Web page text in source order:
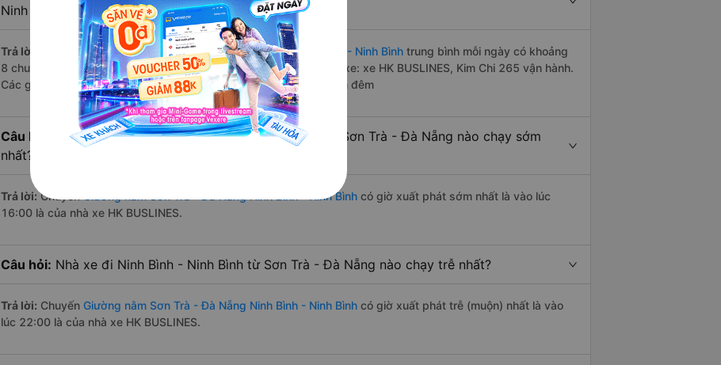
Ninh Bình?
Trả lời: Tuyến đườngxe Giường nằm Sơn Trà - Đà Nẵng Ninh Bình - Ninh Bình trung bình mỗi ngày có khoảng
8 chuyến trên
Vexere.combắt đầu từ 16:00 đến 22:00 bởi 2 nhà xe: xe HK BUSLINES, Kim Chi 265 vận hành.
Các giờ xe chạy có đầy đủ cả ban ngày, buổi trưa, buổi chiều, ban đêm
Câu hỏi:
Nhà xe Giường nằm đi Ninh Bình - Ninh Bình từ Sơn Trà - Đà Nẵng nào chạy sớm
nhất?
Trả lời:Chuyến Giường nằm Sơn Trà - Đà Nẵng Ninh Bình - Ninh Bình có giờ xuất phát sớm nhất là vào lúc
16:00 là của nhà xe HK BUSLINES.
Câu hỏi: Nhà xe đi Ninh Bình - Ninh Bình từ Sơn Trà - Đà Nẵng nào chạy trễ nhất?
Trả lời: Chuyến Giường nằm Sơn Trà - Đà Nẵng Ninh Bình - Ninh Bình có giờ xuất phát trễ (muộn) nhất là vào
lúc 22:00 là của nhà xe HK BUSLINES.